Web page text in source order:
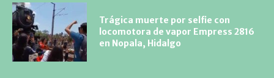
Trágica muerte por selfie con
locomotora de vapor Empress 2816
en Nopala, Hidalgo